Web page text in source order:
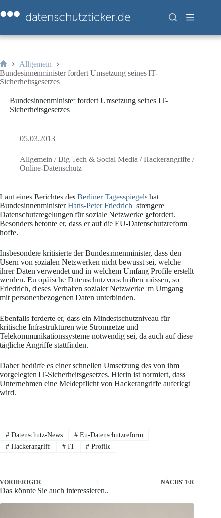
Inhalt
springen
Start
Allgemein
Bundesinnenminister fordert Umsetzung seines IT-
Sicherheitsgesetzes
Bundesinnenminister fordert Umsetzung seines IT-
Sicherheitsgesetzes
05.03.2013
Allgemein /Big Tech & Social Media /Hackerangriffe /
Online-Datenschutz
Laut eines Berichtes des Berliner Tagesspiegels hat
BundesinnenministerHans-Peter Friedrich strengere
Datenschutzregelungen für soziale Netzwerke gefordert.
Besonders betonte er, dass er auf die EU-Datenschutzreform
hoffe.
Insbesondere kritisierte der Bundesinnenminister, dass den
Usern von sozialen Netzwerken nicht bewusst sei, welche
ihrer Daten verwendet und in welchem Umfang Profile erstellt
werden. Europäische Datenschutzvorschriften müssen, so
Friedrich, dieses Verhalten sozialer Netzwerke im Umgang
mit personenbezogenen Daten unterbinden.
Ebenfalls forderte er, dass ein Mindestschutzniveau für
kritische Infrastrukturen wie Stromnetze und
Telekommunikationssysteme notwendig sei, da auch auf diese
tägliche Angriffe stattfinden.
Daher bedürfe es einer schnellen Umsetzung des von ihm
vorgelegten IT-Sicherheitsgesetzes. Hierin ist normiert, dass
Unternehmen eine Meldepflicht von Hackerangriffe auferlegt
wird.
#Datenschutz-News #Eu-Datenschutzreform
#Hackerangriff #IT # Profile
VORHERIGER NÄCHSTER
Das könnte Sie auch interessieren..